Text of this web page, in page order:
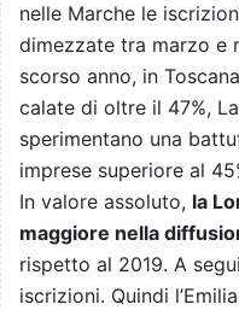
nelle Marche le
dimezzate tra marzo e
scorso anno, in
calate di oltre il 47%,
sperimentano una
imprese superiore al
In valore assoluto, la
maggiore nella
rispetto al 2019. A
iscrizioni. Quindi